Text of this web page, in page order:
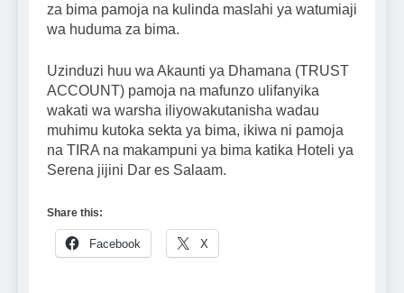
za bima pamoja na kulinda maslahi ya watumiaji
wa huduma za bima.
Uzinduzi huu wa Akaunti ya Dhamana (TRUST
ACCOUNT) pamoja na mafunzo ulifanyika
wakati wa warsha iliyowakutanisha wadau
muhimu kutoka sekta ya bima, ikiwa ni pamoja
na TIRA na makampuni ya bima katika Hoteli ya
Serena jijini Dar es Salaam.
Share this:
Facebook X